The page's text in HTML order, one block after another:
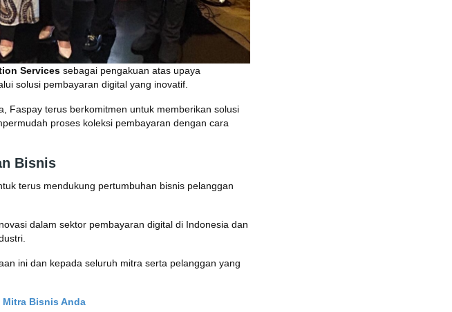
Services sebagai pengakuan atas upaya
solusi pembayaran digital yang inovatif.
Faspay terus berkomitmen untuk memberikan solusi
proses koleksi pembayaran dengan cara
Bisnis
terus mendukung pertumbuhan bisnis pelanggan
dalam sektor pembayaran digital di Indonesia dan
ini dan kepada seluruh mitra serta pelanggan yang
Mitra Bisnis Anda